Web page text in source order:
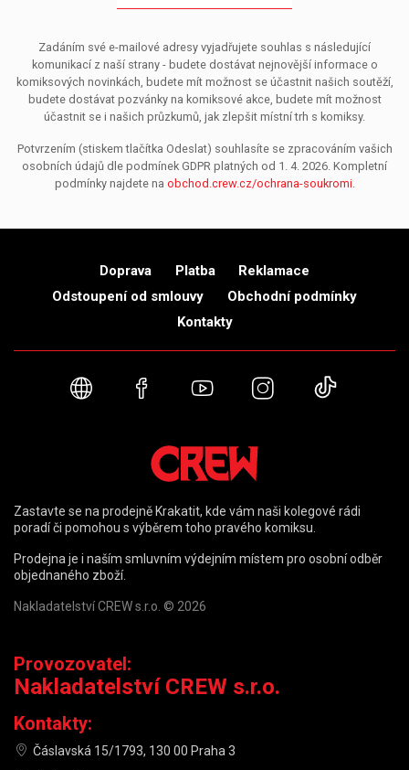
Zadáním své e-mailové adresy vyjadřujete souhlas s následující
komunikací z naší strany - budete dostávat nejnovější informace o
komiksových novinkách, budete mít možnost se účastnit našich soutěží,
budete dostávat pozvánky na komiksové akce, budete mít možnost
účastnit se i našich průzkumů, jak zlepšit místní trh s komiksy.
Potvrzením (stiskem tlačítka Odeslat) souhlasíte se zpracováním vašich
osobních údajů dle podmínek GDPR platných od 1. 4. 2026. Kompletní
podmínky najdete na obchod.crew.cz/ochrana-soukromi.
Doprava Platba
Reklamace
Odstoupení od smlouvy
Obchodní podmínky
Kontakty
Webové stránky
FacebookYouTubeInstagram
Zastavte se na prodejně Krakatit, kde vám naši kolegové rádi
poradí či pomohou s výběrem toho pravého komiksu.
Prodejna je i naším smluvním výdejním místem pro osobní odběr
objednaného zboží.
Nakladatelství CREW s.r.o. © 2026
Provozovatel:
Nakladatelství CREW s.r.o.
Kontakty:
Čáslavská 15/1793, 130 00 Praha 3